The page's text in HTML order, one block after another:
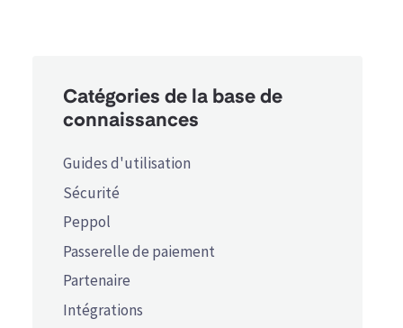
Catégories de la base de
connaissances
Guides d'utilisation
Sécurité
Peppol
Passerelle de paiement
Partenaire
Intégrations